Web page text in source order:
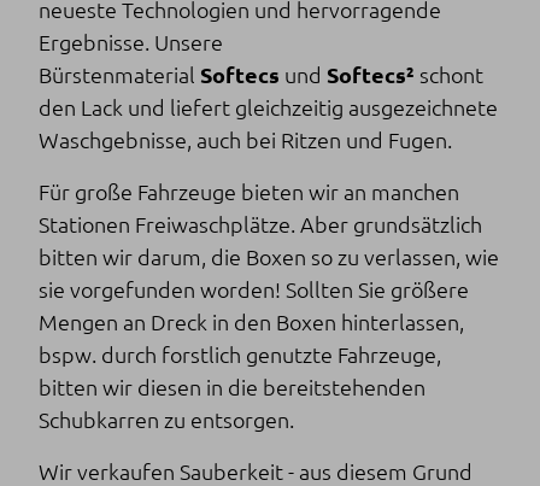
neueste Technologien und hervorragende
Ergebnisse. Unsere
Bürstenmaterial Softecs und Softecs² schont
den Lack und liefert gleichzeitig ausgezeichnete
Waschgebnisse, auch bei Ritzen und Fugen.
Für große Fahrzeuge bieten wir an manchen
Stationen Freiwaschplätze. Aber grundsätzlich
bitten wir darum, die Boxen so zu verlassen, wie
sie vorgefunden worden! Sollten Sie größere
Mengen an Dreck in den Boxen hinterlassen,
bspw. durch forstlich genutzte Fahrzeuge,
bitten wir diesen in die bereitstehenden
Schubkarren zu entsorgen.
Wir verkaufen Sauberkeit - aus diesem Grund